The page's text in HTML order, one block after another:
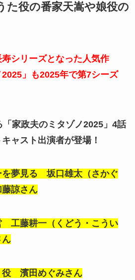
た役の番家天嵩や娘役の
シリーズとなった人気作
2025」も2025年で第7シーズ
家政夫のミタゾノ2025」4話
ャスト出演者が登場！
を夢見る 坂口雄太（さかぐ
諒さん
工藤耕一（くどう・こうい
濱田めぐみさん